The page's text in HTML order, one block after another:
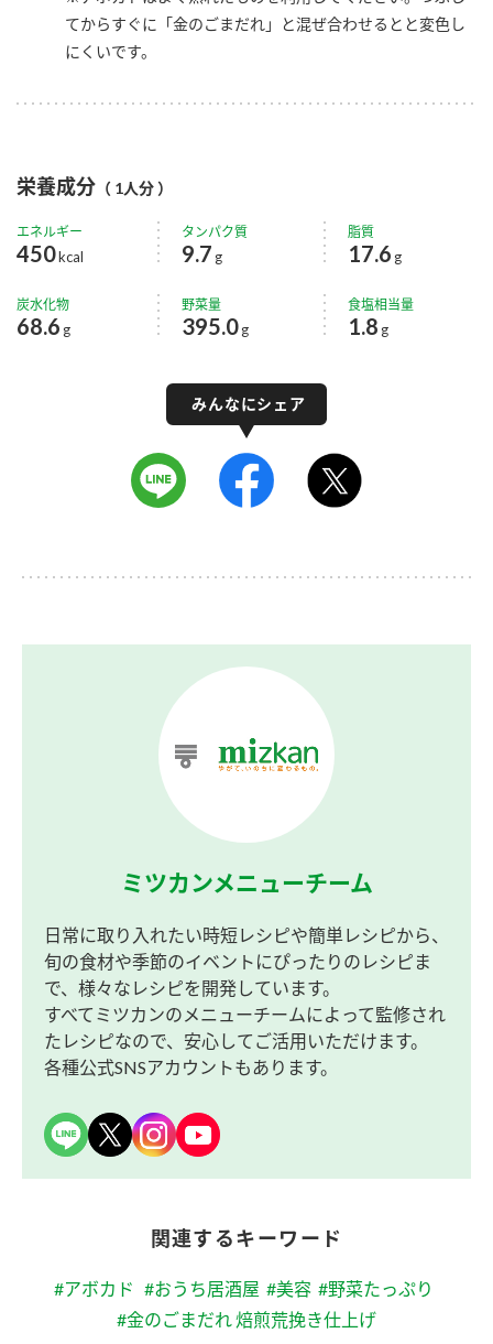
てからすぐに「金のごまだれ」と混ぜ合わせるとと変色し
にくいです。
栄養成分 （ 1人分 ）
エネルギー
450kcal
タンパク質
9.7 g
脂質
17.6 g
炭水化物
68.6 g
野菜量
395.0g
食塩相当量
1.8 g
ミツカンメニューチーム
日常に取り入れたい時短レシピや簡単レシピから、
旬の食材や季節のイベントにぴったりのレシピま
で、様々なレシピを開発しています。
すべてミツカンのメニューチームによって監修され
たレシピなので、安心してご活用いただけます。
各種公式SNSアカウントもあります。
関連するキーワード
#アボカド #おうち居酒屋 #美容 #野菜たっぷり
#金のごまだれ 焙煎荒挽き仕上げ